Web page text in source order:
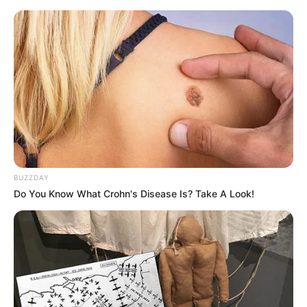
10 Desain Kanopi Tempat
Tidur, Serasa Beristirahat di
Kamar Raja
Tampil Lebih Modern, 7 Potret
Hasil Renovasi Rumah Berusia
90 Tahun
BUZZDAY
Do You Know What Crohn's Disease Is? Take A Look!